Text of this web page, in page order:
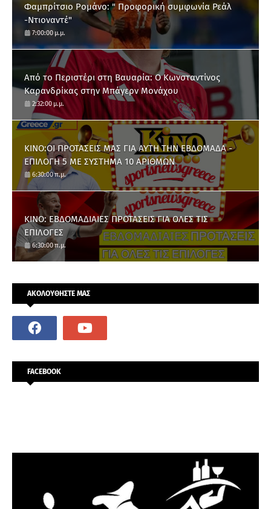
Φαμπρίτσιο Ρομάνο: " Προφορική συμφωνία Ρεάλ
-Ντιοναντέ"
7:00:00 μ.μ.
Από το Περιστέρι στη Βαυαρία: O Κωνσταντίνος
Καρανδρίκας στην Μπάγερν Μονάχου
2:32:00 μ.μ.
ΚΙΝΟ:ΟΙ ΠΡΟΤΑΣΕΙΣ ΜΑΣ ΓΙΑ ΑΥΤΗ ΤΗΝ ΕΒΔΟΜΑΔΑ -
ΕΠΙΛΟΓΗ 5 ΜΕ ΣΥΣΤΗΜΑ 10 ΑΡΙΘΜΩΝ
6:30:00 π.μ.
ΚΙΝΟ: ΕΒΔΟΜΑΔΙΑΙΕΣ ΠΡΟΤΑΣΕΙΣ ΓΙΑ ΟΛΕΣ ΤΙΣ
ΕΠΙΛΟΓΕΣ
6:30:00 π.μ.
ΑΚΟΛΟΥΘΗΣΤΕ ΜΑΣ
FACEBOOK